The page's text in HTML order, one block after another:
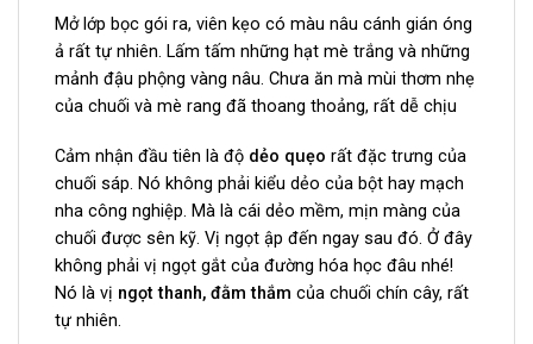
Mở lớp bọc gói ra, viên kẹo có màu nâu cánh gián óng
ả rất tự nhiên. Lấm tấm những hạt mè trắng và những
mảnh đậu phộng vàng nâu. Chưa ăn mà mùi thơm nhẹ
của chuối và mè rang đã thoang thoảng, rất dễ chịu
Cảm nhận đầu tiên là độ dẻo quẹo rất đặc trưng của
chuối sáp. Nó không phải kiểu dẻo của bột hay mạch
nha công nghiệp. Mà là cái dẻo mềm, mịn màng của
chuối được sên kỹ. Vị ngọt ập đến ngay sau đó. Ở đây
không phải vị ngọt gắt của đường hóa học đâu nhé!
Nó là vị ngọt thanh, đằm thắm của chuối chín cây, rất
tự nhiên.